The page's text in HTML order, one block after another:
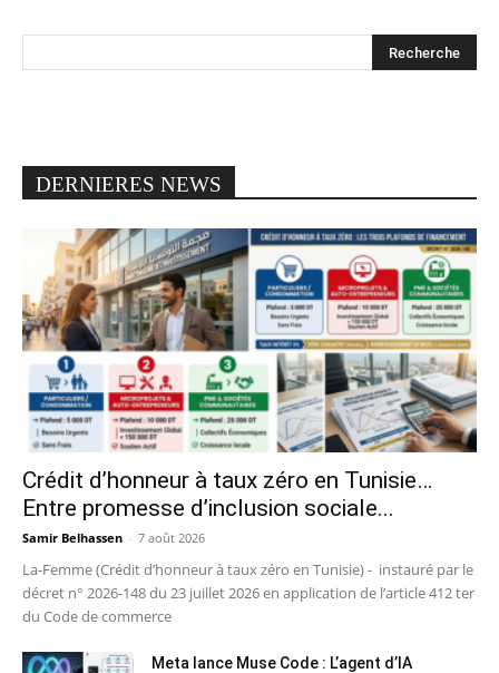
DERNIERES NEWS
Crédit d’honneur à taux zéro en Tunisie…
Entre promesse d’inclusion sociale...
Samir Belhassen - 7 août 2026
La-Femme (Crédit d’honneur à taux zéro en Tunisie) - instauré par le
décret n° 2026-148 du 23 juillet 2026 en application de l’article 412 ter
du Code de commerce
Meta lance Muse Code : L’agent d’IA